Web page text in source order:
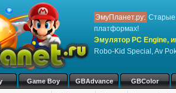
ЭмуПланет.ру: Старые
платформах!
Эмулятор PC Engine,
Robo-Kid Special, Av
Game Boy GBAdvance GBColor